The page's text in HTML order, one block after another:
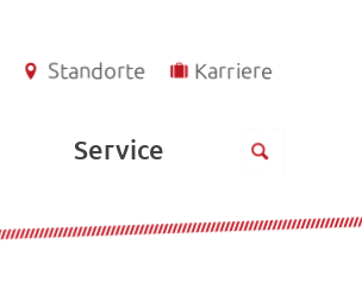
Standorte Karriere
Service